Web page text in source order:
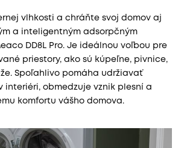
vlhkosti a chráňte svoj domov aj
a inteligentným adsorpčným
DD8L Pro. Je ideálnou voľbou pre
priestory, ako sú kúpeľne, pivnice,
Spoľahlivo pomáha udržiavať
interiéri, obmedzuje vznik plesní a
komfortu vášho domova.